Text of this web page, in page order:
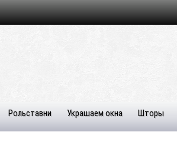
Рольставни Украшаем окна Шторы